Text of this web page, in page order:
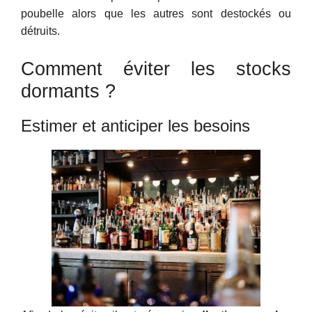
poubelle alors que les autres sont destockés ou
détruits.
Comment éviter les stocks
dormants ?
Estimer et anticiper les besoins